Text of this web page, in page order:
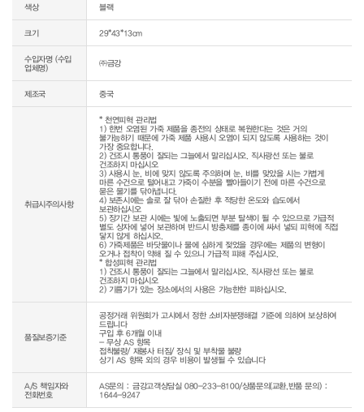
색상 블랙
크기 29*43*13cm
수입자명 (수입
업체명)
㈜금강
제조국 중국
취급시주의사항
* 천연피혁 관리법
1) 한번 오염된 가죽 제품을 종전의 상태로 복원한다는 것은 거의
불가능하기 때문에 가죽 제품 사용시 오염이 되지 않도록 사용하는 것이
가장 중요합니다.
2) 건조시 통풍이 잘되는 그늘에서 말리십시오. 직사광선 또는 불로
건조하지 마십시오
3) 사용시 눈, 비에 맞지 않도록 주의하며 눈, 비를 맞았을 시는 가볍게
마른 수건으로 털어내고 가죽이 수분을 빨아들이기 전에 마른 수건으로
묻은 물기를 닦아냅니다.
4) 보존시에는 솔로 잘 닦아 손질한 후 적당한 온도와 습도에서
보관하십시오
5) 장기간 보관 시에는 빛에 노출되면 부분 탈색이 될 수 있으므로 가급적
별도 상자에 넣어 보관하며 반드시 방충제를 종이에 싸서 넣되 피혁에 직접
닿지 않게 하십시오.
6) 가죽제품은 바닷물이나 물에 심하게 젖었을 경우에는 제품의 변형이
오거나 접착이 약해 질 수 있으니 가급적 피해 주십시오.
* 합성피혁 관리법
1) 건조시 통풍이 잘되는 그늘에서 말리십시오. 직사광선 또는 불로
건조하지 마십시오
2) 기름기가 있는 장소에서의 사용은 가능한한 피하십시오.
품질보증기준
공정거래 위원회가 고시에서 정한 소비자분쟁해결 기준에 의하여 보상하여
드립니다
구입 후 6개월 이내
- 무상 AS 항목
접착불량/ 재봉사 터짐/ 장식 및 부착물 불량
상기 AS 항목 외의 경우 비용이 발생될 수 있습니다
A/S 책임자와
전화번호
AS문의 : 금강고객상담실 080-233-8100/상품문의(교환,반품 문의) :
1644-9247